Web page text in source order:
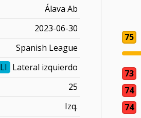
Álava Ab
2023-06-30
Spanish League
LI Lateral izquierdo
25
Izq.
75
73
74
74